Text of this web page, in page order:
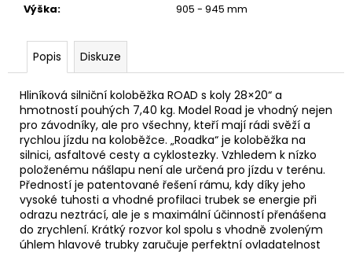
Výška: 905 - 945 mm
Popis Diskuze
Hliníková silniční koloběžka ROAD s koly 28×20“ a
hmotností pouhých 7,40 kg. Model Road je vhodný nejen
pro závodníky, ale pro všechny, kteří mají rádi svěží a
rychlou jízdu na koloběžce. „Roadka“ je koloběžka na
silnici, asfaltové cesty a cyklostezky. Vzhledem k nízko
položenému nášlapu není ale určená pro jízdu v terénu.
Předností je patentované řešení rámu, kdy díky jeho
vysoké tuhosti a vhodné profilaci trubek se energie při
odrazu neztrácí, ale je s maximální účinností přenášena
do zrychlení. Krátký rozvor kol spolu s vhodně zvoleným
úhlem hlavové trubky zaručuje perfektní ovladatelnost